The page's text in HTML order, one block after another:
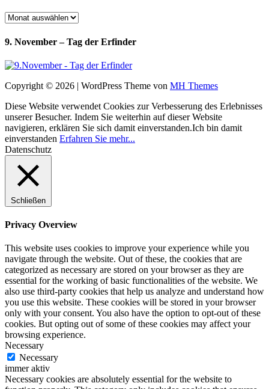
Archiv
9. November – Tag der Erfinder
Copyright © 2026 | WordPress Theme von MH Themes
Diese Website verwendet Cookies zur Verbesserung des Erlebnisses
unserer Besucher. Indem Sie weiterhin auf dieser Website
navigieren, erklären Sie sich damit einverstanden.Ich bin damit
einverstanden Erfahren Sie mehr...
Datenschutz
Schließen
Privacy Overview
This website uses cookies to improve your experience while you
navigate through the website. Out of these, the cookies that are
categorized as necessary are stored on your browser as they are
essential for the working of basic functionalities of the website. We
also use third-party cookies that help us analyze and understand how
you use this website. These cookies will be stored in your browser
only with your consent. You also have the option to opt-out of these
cookies. But opting out of some of these cookies may affect your
browsing experience.
Necessary
Necessary
immer aktiv
Necessary cookies are absolutely essential for the website to